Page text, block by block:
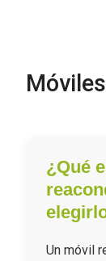
¿Qué
Un móvil